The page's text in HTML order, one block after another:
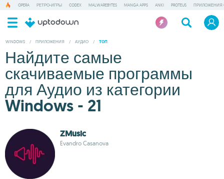
OPERA РЕТРО-ИГРЫ CODEX MALWAREBYTES MANGA APPS ANKI PROTEUS ПРИЛОЖЕНИЯ
WINDOWS / ПРИЛОЖЕНИЯ / АУДИО / ТОП
Найдите самые
скачиваемые программы
для Аудио из категории
Windows - 21
ZMusic
Evandro Casanova